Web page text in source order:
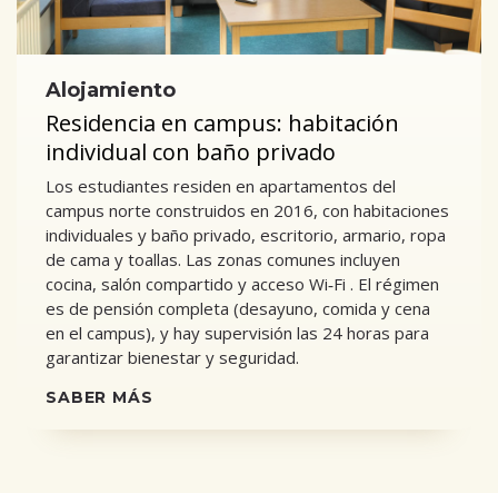
Alojamiento
Residencia en campus: habitación
individual con baño privado
Los estudiantes residen en apartamentos del
campus norte construidos en 2016, con habitaciones
individuales y baño privado, escritorio, armario, ropa
de cama y toallas. Las zonas comunes incluyen
cocina, salón compartido y acceso Wi‑Fi . El régimen
es de pensión completa (desayuno, comida y cena
en el campus), y hay supervisión las 24 horas para
garantizar bienestar y seguridad.
SABER MÁS